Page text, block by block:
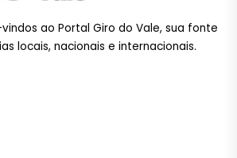
ao Portal Giro do Vale, sua fonte
locais, nacionais e internacionais.